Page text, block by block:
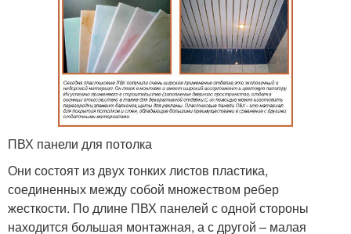
ПВХ панели для потолка
Они состоят из двух тонких листов пластика,
соединенных между собой множеством ребер
жесткости. По длине ПВХ панелей с одной стороны
находится большая монтажная, а с другой – малая